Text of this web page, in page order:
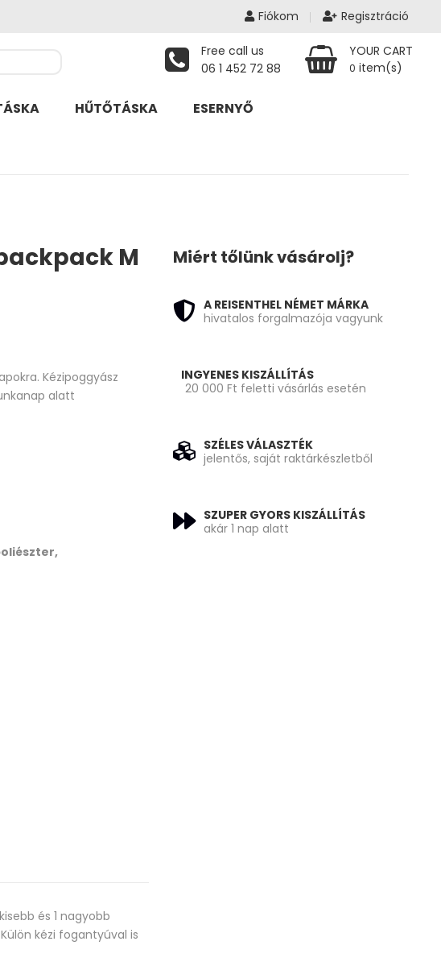
Fiókom Regisztráció
Free call us
06 1 452 72 88
YOUR CART
0 item(s)
HŰTŐTÁSKA ESERNYŐ
M
990 Ft.
Kézipoggyász
alatt
990 Ft.
és 1 nagyobb
kézi fogantyúval is
Miért tőlünk vásárolj?
A REISENTHEL NÉMET MÁRKA
hivatalos forgalmazója vagyunk
INGYENES KISZÁLLÍTÁS
20 000 Ft feletti vásárlás esetén
SZÉLES VÁLASZTÉK
jelentős, saját raktárkészletből
SZUPER GYORS KISZÁLLÍTÁS
akár 1 nap alatt